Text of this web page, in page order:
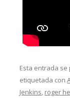
Esta entrada
etiquetada con
Jenkins, roger